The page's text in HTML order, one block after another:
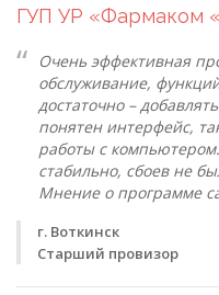
ГУП УР «Фармаком
Очень эффективная
обслуживание,
достаточно –
понятен интерфейс,
работы с
стабильно, сбоев не
Мнение о программе
г. Воткинск
Старший провизор